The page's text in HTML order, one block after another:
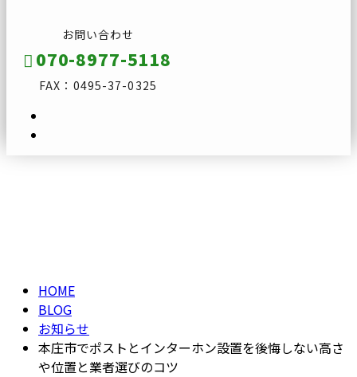
お問い合わせ
070-8977-5118
FAX：0495-37-0325
HOME
BLOG
お知らせ
本庄市でポストとインターホン設置を後悔しない高さ
や位置と業者選びのコツ